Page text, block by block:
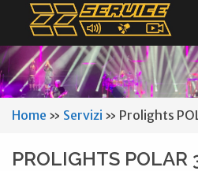
Home » Servizi » Prolights
PROLIGHTS POLAR